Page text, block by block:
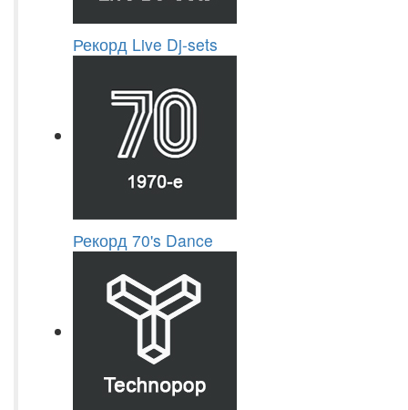
Рекорд Live Dj-sets
Рекорд 70's Dance